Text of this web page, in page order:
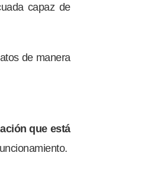
capaz de
de manera
que está